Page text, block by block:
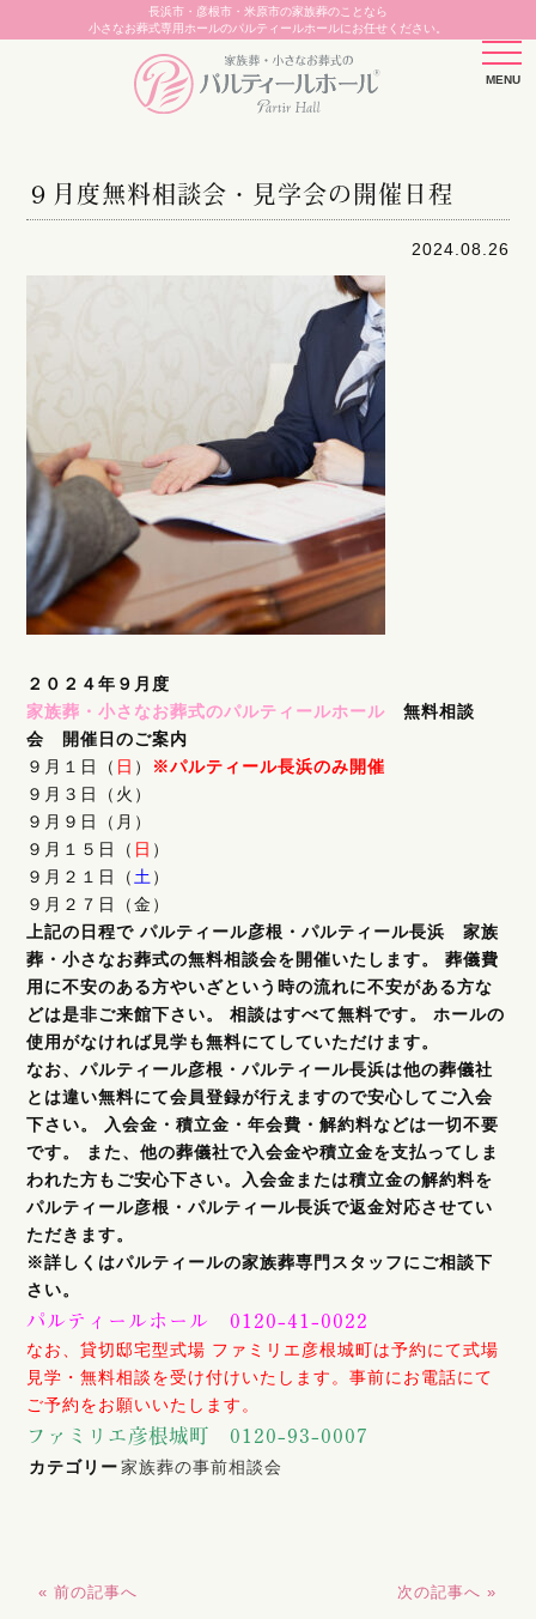
長浜市・彦根市・米原市の家族葬のことなら
小さなお葬式専用ホールのパルティールホールにお任せください。
９月度無料相談会・見学会の開催日程
2024.08.26
２０２４年９月度
家族葬・小さなお葬式のパルティールホール無料相談
会 開催日のご案内
９月１日（ 日 ） ※パルティール長浜のみ開催
９月３日（火）
９月９日（月）
９月１５日（ 日 ）
９月２１日（ 土 ）
９月２７日（金）
上記の日程で パルティール彦根・パルティール長浜 家族
葬・小さなお葬式の無料相談会を開催いたします。 葬儀費
用に不安のある方やいざという時の流れに不安がある方な
どは是非ご来館下さい。 相談はすべて無料です。 ホールの
使用がなければ見学も無料にてしていただけます。
なお、パルティール彦根・パルティール長浜は他の葬儀社
とは違い無料にて会員登録が行えますので安心してご入会
下さい。 入会金・積立金・年会費・解約料などは一切不要
です。 また、他の葬儀社で入会金や積立金を支払ってしま
われた方もご安心下さい。入会金または積立金の解約料を
パルティール彦根・パルティール長浜で返金対応させてい
ただきます。
※詳しくはパルティールの家族葬専門スタッフにご相談下
さい。
パルティールホール 0120-41-0022
なお、貸切邸宅型式場 ファミリエ彦根城町は予約にて式場
見学・無料相談を受け付けいたします。事前にお電話にて
ご予約をお願いいたします。
ファミリエ彦根城町 0120-93-0007
カテゴリー 家族葬の事前相談会
« 前の記事へ 次の記事へ »